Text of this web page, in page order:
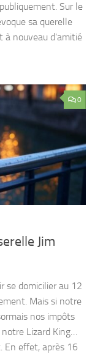
Sur le
sa querelle
à nouveau d’amitié
0
Jim
se domicilier au 12
Mais si notre
nos impôts
notre Lizard King…
En effet, après 16